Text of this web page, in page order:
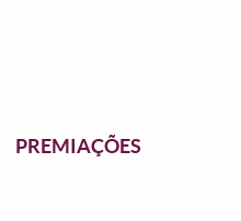
PREMIAÇÕES